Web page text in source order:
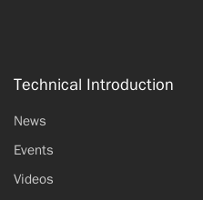
Technical Introduction
News
Events
Videos